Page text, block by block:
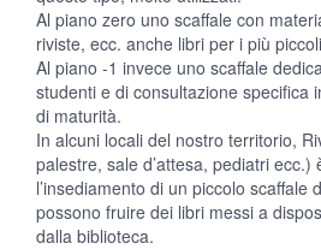
Al piano zero uno scaffale con
riviste, ecc. anche libri per i più
Al piano -1 invece uno scaffale
studenti e di consultazione specifica
di maturità.
In alcuni locali del nostro territorio,
palestre, sale d’attesa, pediatri ecc.)
l’insediamento di un piccolo scaffale
possono fruire dei libri messi a
dalla biblioteca.